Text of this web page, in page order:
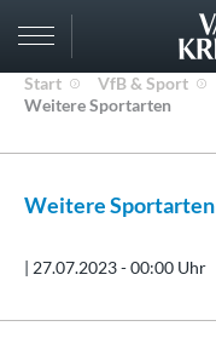
Start VfB & Sport
Weitere Sportarten
Weitere Sportarten
| 27.07.2023 - 00:00 Uhr